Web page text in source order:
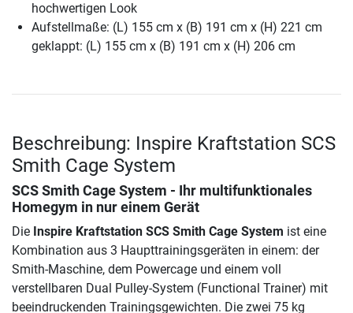
hochwertigen Look
Aufstellmaße: (L) 155 cm x (B) 191 cm x (H) 221 cm
geklappt: (L) 155 cm x (B) 191 cm x (H) 206 cm
Beschreibung: Inspire Kraftstation SCS
Smith Cage System
SCS Smith Cage System - Ihr multifunktionales
Homegym in nur einem Gerät
Die Inspire Kraftstation SCS Smith Cage System ist eine
Kombination aus 3 Haupttrainingsgeräten in einem: der
Smith-Maschine, dem Powercage und einem voll
verstellbaren Dual Pulley-System (Functional Trainer) mit
beeindruckenden Trainingsgewichten. Die zwei 75 kg